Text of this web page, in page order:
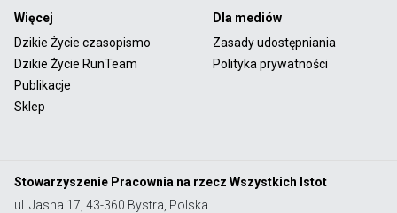
Więcej
Dzikie Życie czasopismo
Dzikie Życie RunTeam
Publikacje
Sklep
Dla mediów
Zasady udostępniania
Polityka prywatności
Stowarzyszenie Pracownia na rzecz Wszystkich Istot
ul. Jasna 17, 43-360 Bystra, Polska